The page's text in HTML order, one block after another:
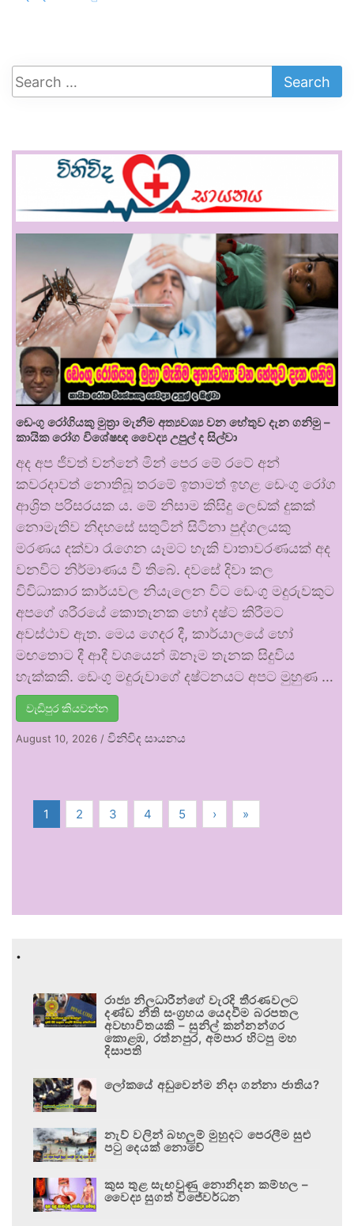
ඩෙංගු රෝගියකු ⁣මුත්‍රා මැනීම අත්‍යවශ්‍ය වන හේතුව දැන ගනිමු –
කායික රෝග විශේෂඥ වෛද්‍ය උපුල් ද සිල්වා
අද අප ජීවත් වන්නේ මින් පෙර මේ රටේ අන්
කවරදාවත් නොතිබූ තරමේ ඉතාමත් ඉහළ ඩෙංගු රෝග
ආශ්‍රිත පරිසරයක ය. මේ නිසාම කිසිදු ලෙඩක් දුකක්
නොමැතිව නිදහසේ සතුටින් සිටිනා පුද්ගලයකු
මරණය දක්වා රැගෙන යෑමට හැකි වාතාවරණයක් අද
වනවිට නිර්මාණය වී තිබේ. දවසේ දිවා කල
විවිධාකාර කාර්යවල නියැලෙන විට ඩෙංගු මදුරුවකුට
අපගේ ශරීරයේ කොතැනක හෝ දෂ්ට කිරීමට
අවස්ථාව ඇත. මෙය ගෙදර දී, කාර්යාලයේ හෝ
මඟතොට දී ආදී වශයෙන් ඕනෑම තැනක සිදුවිය
හැක්කකි. ඩෙංගු මදුරුවාගේ දෂ්ටනයට අපට මුහුණ …
වැඩිපුර කියවන්න
August 10, 2026 / විනිවිද සායනය
1 2 3 4 5 › »
.
රාජ්‍ය නිලධාරීන්ගේ වැරදි තීරණවලට
දණ්ඩ නීති සංග්‍රහය යෙදවීම බරපතල
අවභාවිතයකි – සුනිල් කන්නන්ගර
කොළඹ, රත්නපුර, අම්පාර හිටපු මහ
දිසාපති
ලෝකයේ අඩුවෙන්ම නිදා ගන්නා ජාතිය?
නැව් වලින් බහලුම් මුහුදට පෙරලීම සුළු
පටු දෙයක් නොවේ
කුස තුළ සැඟවුණු නොනිදන කම්හල –
වෛද්‍ය සුගත් විජේවර්ධන